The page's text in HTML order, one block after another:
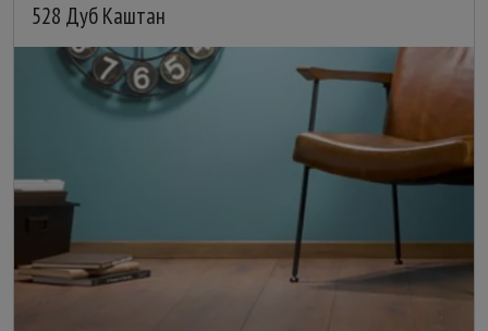
528 Дуб Каштан